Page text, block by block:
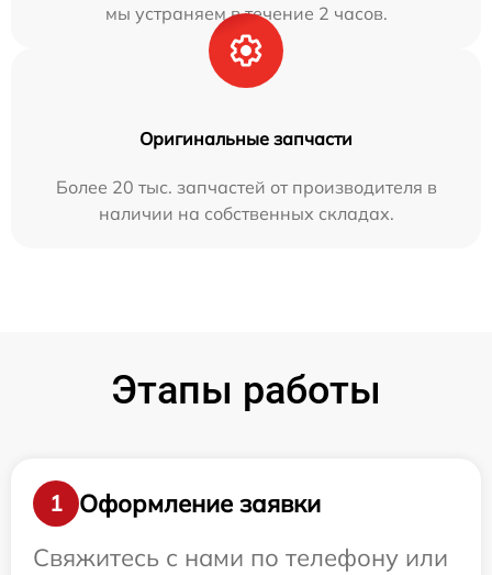
мы устраняем в течение 2 часов.
Оригинальные запчасти
Более 20 тыс. запчастей от производителя в
наличии на собственных складах.
Этапы работы
1
Оформление заявки
Свяжитесь с нами по телефону или